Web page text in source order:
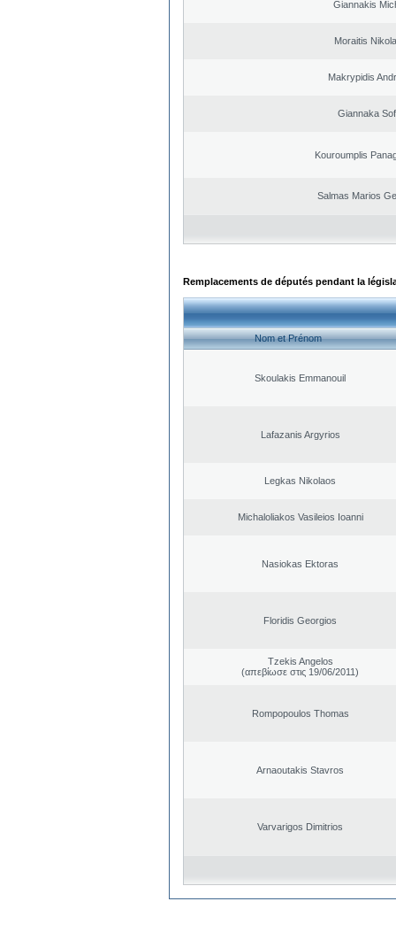
Giannakis
Moraitis
Makrypidis
Giannaka
Kouroumplis
Salmas Marios
Remplacements de députés pendant la
Nom et Prénom
Skoulakis Emmanouil
Lafazanis Argyrios
Legkas Nikolaos
Michaloliakos Vasileios Ioanni
Nasiokas Ektoras
Floridis Georgios
Tzekis Angelos
(απεβίωσε στις 19/06/2011)
Rompopoulos Thomas
Arnaoutakis Stavros
Varvarigos Dimitrios